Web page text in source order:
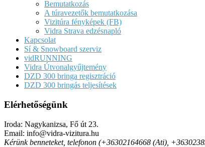
Bemutatkozás
A túravezetők bemutatkozása
Vizitúra fényképek (FB)
Vidra Strava edzésnapló
Kapcsolat
Sí & Snowboard szerviz
vidRUNNING
Vidra Útvonalgyűjtemény
DZD 300 bringa regisztráció
DZD 300 bringás teljesítések
Elérhetőségünk
Iroda: Nagykanizsa, Fő út 23.
Email: info@vidra-vizitura.hu
Kérünk benneteket, telefonon (+36302164668 (Ati),